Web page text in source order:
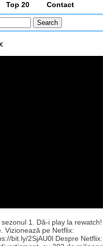
Top 20 Contact
1. Dă-i play la rewatch!
Vizionează pe Netflix:
bit.ly/2SjAU0l Despre Netflix: